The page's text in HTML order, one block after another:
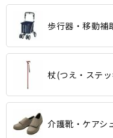
歩行器・移動補
杖(つえ・ステ
介護靴・ケアシ